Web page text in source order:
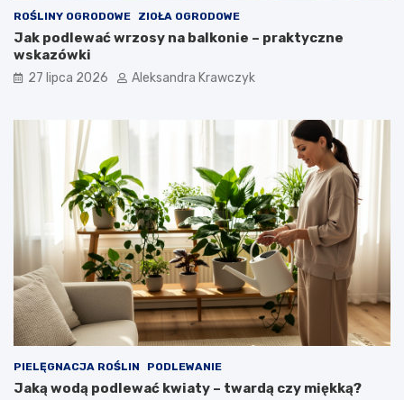
ROŚLINY OGRODOWE ZIOŁA OGRODOWE
Jak podlewać wrzosy na balkonie – praktyczne
wskazówki
27 lipca 2026 Aleksandra Krawczyk
PIELĘGNACJA ROŚLIN PODLEWANIE
Jaką wodą podlewać kwiaty – twardą czy miękką?